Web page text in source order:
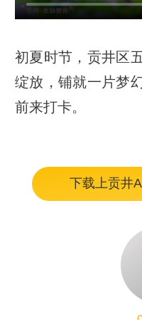
初夏时节，贡井区
绽放，铺就一片梦
前来打卡。
下载上贡井